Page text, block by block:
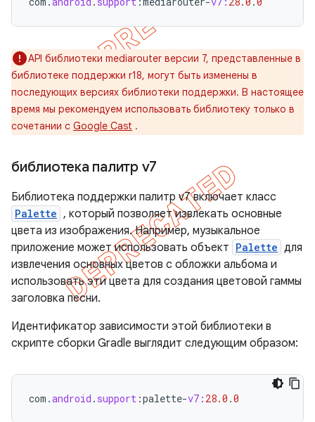
API библиотеки mediarouter версии 7, представленные в
библиотеке поддержки r18, могут быть изменены в
последующих версиях библиотеки поддержки. В настоящее
время мы рекомендуем использовать библиотеку только в
сочетании с Google Cast .
библиотека палитр v7
Библиотека поддержки палитр v7 включает класс
Palette , который позволяет извлекать основные
цвета из изображения. Например, музыкальное
приложение может использовать объект Palette для
извлечения основных цветов с обложки альбома и
использовать эти цвета для создания цветовой гаммы
заголовка песни.
Идентификатор зависимости этой библиотеки в
скрипте сборки Gradle выглядит следующим образом:
com .android . support :palette-v7: 28.0 .0